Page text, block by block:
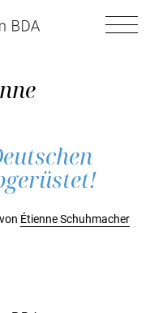
Étienne Schuhmacher